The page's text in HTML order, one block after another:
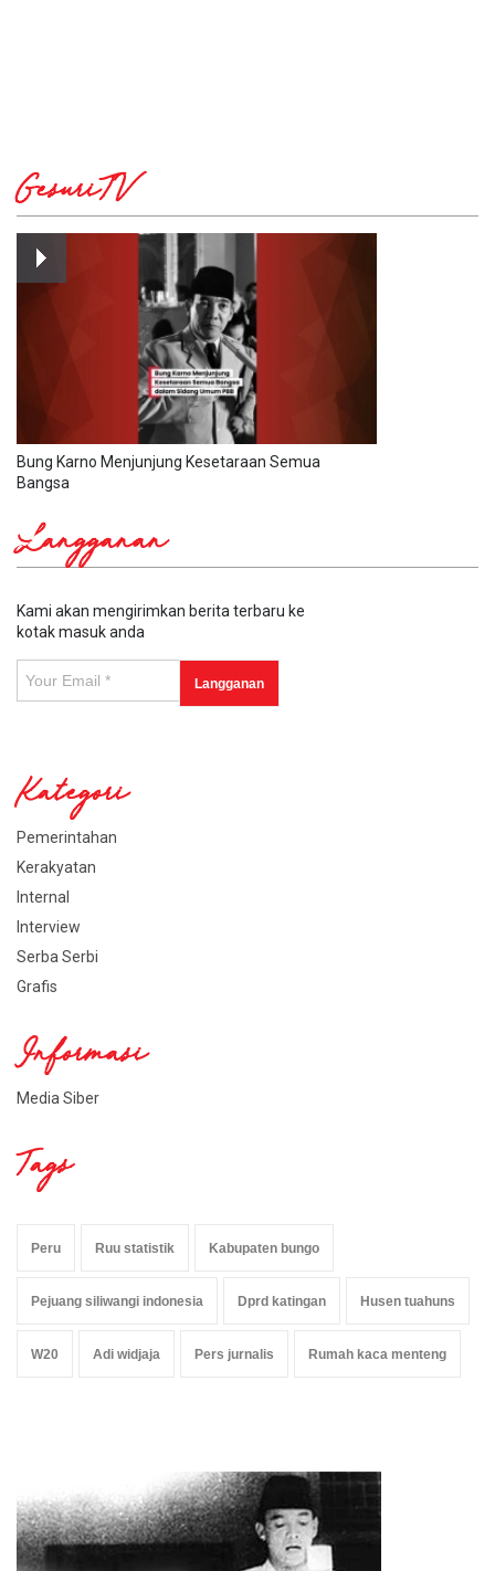
GesuriTV
Bung Karno Menjunjung Kesetaraan Semua
Bangsa
Langganan
Kami akan mengirimkan berita terbaru ke
kotak masuk anda
Kategori
Pemerintahan
Kerakyatan
Internal
Interview
Serba Serbi
Grafis
Informasi
Media Siber
Tags
Peru Ruu statistik Kabupaten bungo
Pejuang siliwangi indonesia Dprd katingan Husen tuahuns
W20 Adi widjaja Pers jurnalis Rumah kaca menteng